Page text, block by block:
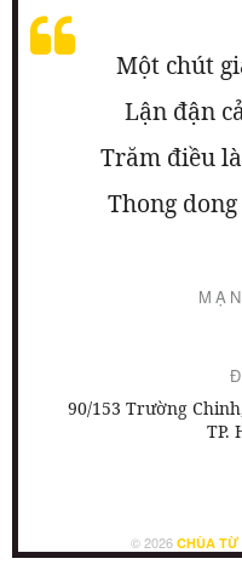
Một chút
Lận đận
Trăm điều
Thong
90/153 Trường
TP.
© 2026 CHÙA TỪ